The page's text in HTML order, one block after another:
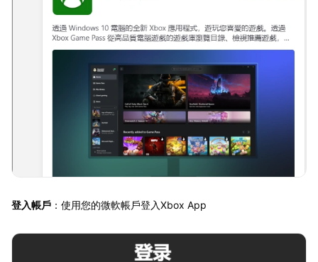
登入帳戶 ：使用您的微軟帳戶登入Xbox App